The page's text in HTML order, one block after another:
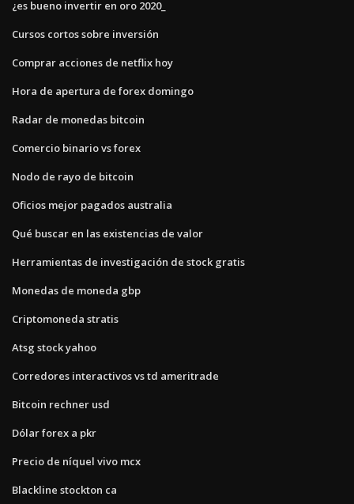
¿es bueno invertir en oro 2020_
Cursos cortos sobre inversión
Comprar acciones de netflix hoy
Hora de apertura de forex domingo
Radar de monedas bitcoin
Comercio binario vs forex
Nodo de rayo de bitcoin
Oficios mejor pagados australia
Qué buscar en las existencias de valor
Herramientas de investigación de stock gratis
Monedas de moneda gbp
Criptomoneda stratis
Atsg stock yahoo
Corredores interactivos vs td ameritrade
Bitcoin rechner usd
Dólar forex a pkr
Precio de níquel vivo mcx
Blackline stockton ca